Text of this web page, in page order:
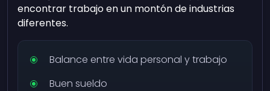
encontrar trabajo en un montón de industrias
diferentes.
Balance entre vida personal y trabajo
Buen sueldo